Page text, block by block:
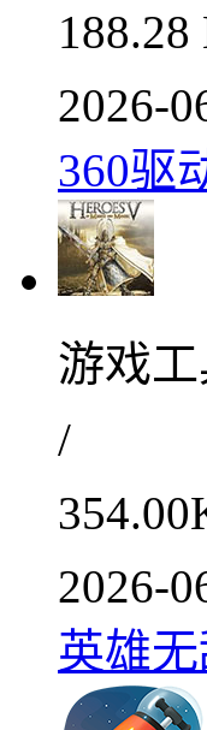
188.28
2026-
360驱
游戏
/
2026-
英雄